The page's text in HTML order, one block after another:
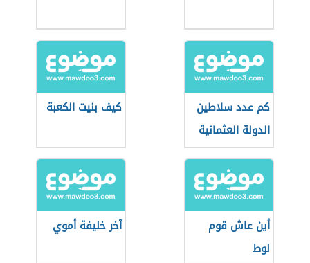
كم عدد سلاطين
الدولة العثمانية
كيف بنيت الكعبة
أين عاش قوم
لوط
آخر خليفة أموي